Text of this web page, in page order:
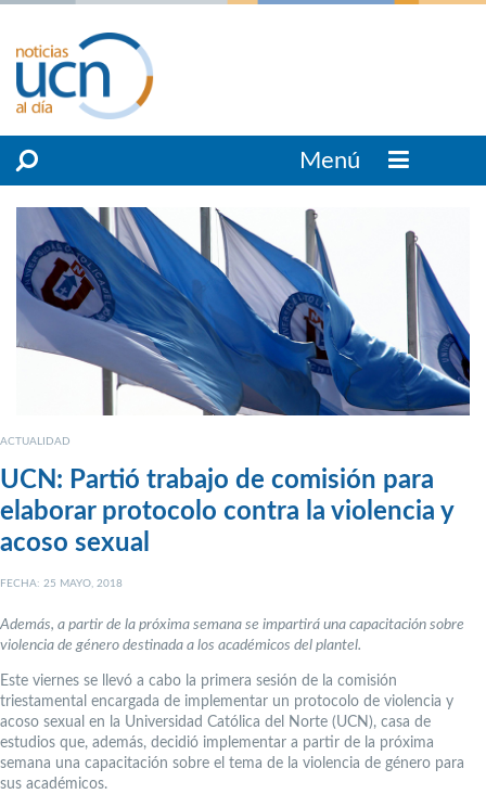
Menú
ACTUALIDAD
UCN: Partió trabajo de comisión para
elaborar protocolo contra la violencia y
acoso sexual
FECHA: 25 MAYO, 2018
Además, a partir de la próxima semana se impartirá una capacitación sobre
violencia de género destinada a los académicos del plantel.
Este viernes se llevó a cabo la primera sesión de la comisión
triestamental encargada de implementar un protocolo de violencia y
acoso sexual en la Universidad Católica del Norte (UCN), casa de
estudios que, además, decidió implementar a partir de la próxima
semana una capacitación sobre el tema de la violencia de género para
sus académicos.